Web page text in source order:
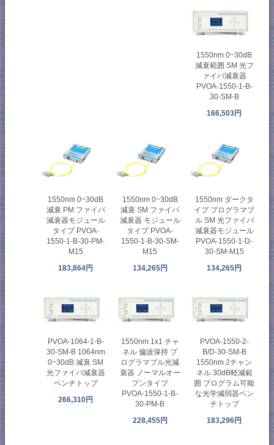
1550nm 0~30dB
減衰範囲 SM 光フ
ァイバ減衰器
PVOA-1550-1-B-
30-SM-B
166,503円
1550nm 0~30dB
減衰 PM ファイバ
減衰器モジュール
タイプ PVOA-
1550-1-B-30-PM-
M15
183,864円
1550nm 0~30dB
減衰 SM ファイバ
減衰器 モジュール
タイプ PVOA-
1550-1-B-30-SM-
M15
134,265円
1550nm ダークタ
イプ プログラマブ
ル SM 光ファイバ
減衰器モジュール
PVOA-1550-1-D-
30-SM-M15
134,265円
PVOA-1064-1-B-
30-SM-B 1064nm
0~30dB 減衰 SM
光ファイバ減衰器
ベンチトップ
266,310円
1550nm 1x1 チャ
ネル 偏波保持 プ
ログラマブル光減
衰器 ノーマルオー
プンタイプ
PVOA-1550-1-B-
30-PM-B
228,455円
PVOA-1550-2-
B/D-30-SM-B
1550nm 2チャン
ネル 30dB軽減範
囲 プログラム可能
な光学減弱器ベン
チトップ
183,296円